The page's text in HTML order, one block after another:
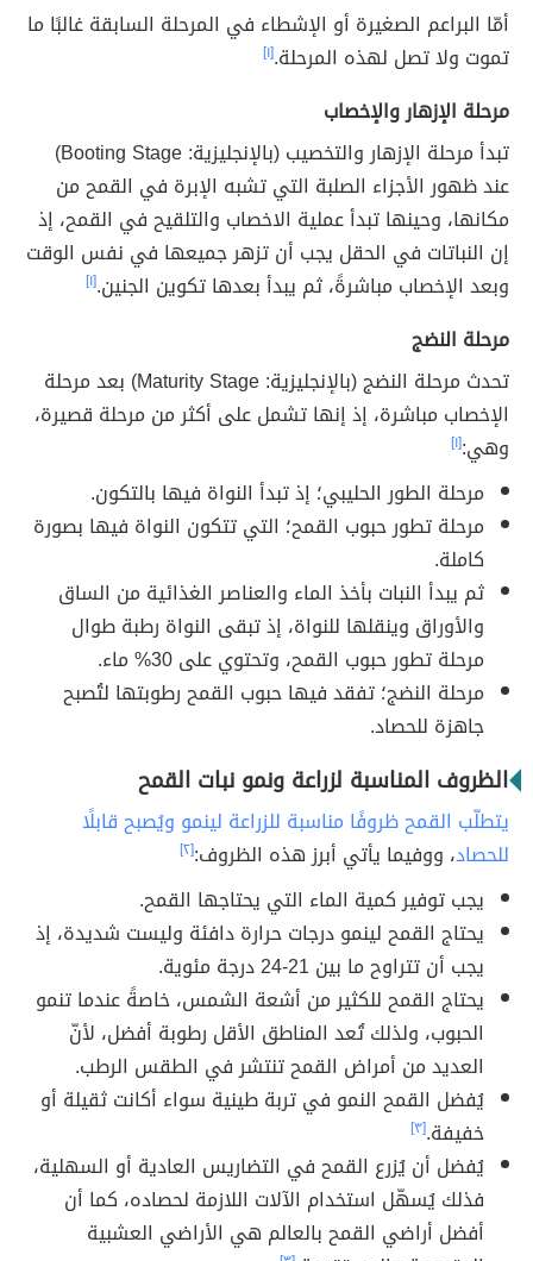
أمّا البراعم الصغيرة أو الإشطاء في المرحلة السابقة غالبًا ما
تموت ولا تصل لهذه المرحلة.[١]
مرحلة الإزهار والإخصاب
تبدأ مرحلة الإزهار والتخصيب (بالإنجليزية: Booting Stage)
عند ظهور الأجزاء الصلبة التي تشبه الإبرة في القمح من
مكانها، وحينها تبدأ عملية الاخصاب والتلقيح في القمح، إذ
إن النباتات في الحقل يجب أن تزهر جميعها في نفس الوقت
وبعد الإخصاب مباشرةً، ثم يبدأ بعدها تكوين الجنين.[١]
مرحلة النضج
تحدث مرحلة النضج (بالإنجليزية: Maturity Stage) بعد مرحلة
الإخصاب مباشرة، إذ إنها تشمل على أكثر من مرحلة قصيرة،
وهي:[١]
مرحلة الطور الحليبي؛ إذ تبدأ النواة فيها بالتكون.
مرحلة تطور حبوب القمح؛ التي تتكون النواة فيها بصورة
كاملة.
ثم يبدأ النبات بأخذ الماء والعناصر الغذائية من الساق
والأوراق وينقلها للنواة، إذ تبقى النواة رطبة طوال
مرحلة تطور حبوب القمح، وتحتوي على 30% ماء.
مرحلة النضج؛ تفقد فيها حبوب القمح رطوبتها لتُصبح
جاهزة للحصاد.
الظروف المناسبة لزراعة ونمو نبات القمح
يتطلّب القمح ظروفًا مناسبة للزراعة لينمو ويُصبح قابلًا
للحصاد، ووفيما يأتي أبرز هذه الظروف:[٢]
يجب توفير كمية الماء التي يحتاجها القمح.
يحتاج القمح لينمو درجات حرارة دافئة وليست شديدة، إذ
يجب أن تتراوح ما بين 21-24 درجة مئوية.
يحتاج القمح للكثير من أشعة الشمس، خاصةً عندما تنمو
الحبوب، ولذلك تُعد المناطق الأقل رطوبة أفضل، لأنّ
العديد من أمراض القمح تنتشر في الطقس الرطب.
يُفضل القمح النمو في تربة طينية سواء أكانت ثقيلة أو
خفيفة.[٣]
يُفضل أن يُزرع القمح في التضاريس العادية أو السهلية،
فذلك يُسهّل استخدام الآلات اللازمة لحصاده، كما أن
أفضل أراضي القمح بالعالم هي الأراضي العشبية